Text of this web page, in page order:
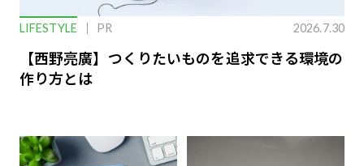
LIFESTYLE PR 2026.7.30
【西野亮廣】つくりたいものを追求できる環境の
作り方とは